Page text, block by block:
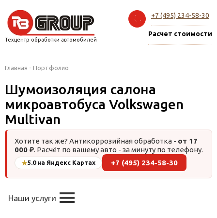
Техцентр обработки автомобилей
+7 (495) 234-58-30
Расчет стоимости
Главная - Портфолио
Шумоизоляция салона
микроавтобуса Volkswagen
Multivan
Хотите так же? Антикоррозийная обработка - от 17
000 ₽. Расчёт по вашему авто - за минуту по телефону.
★5.0 на Яндекс Картах +7 (495) 234-58-30
Наши услуги